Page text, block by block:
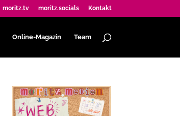
moritz.tv moritz.socials Kontakt
Online-Magazin Team